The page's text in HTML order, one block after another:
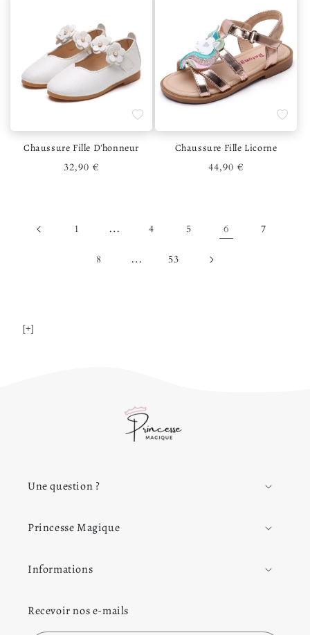
Ajouter à la liste de souhaits
Chaussure Fille D'honneur
Prix habituel
32,90 €
Ajouter
Chaussure Fille Licorne
Prix habituel
44,90 €
1 … 4 5 6 7
8 … 53
[+]
Une question ?
Princesse Magique
Informations
Recevoir nos e-mails